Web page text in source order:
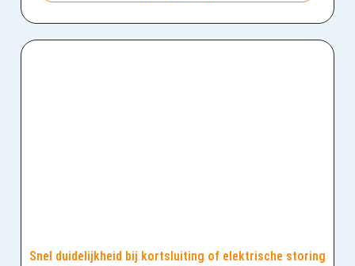
Snel duidelijkheid bij kortsluiting of elektrische storing